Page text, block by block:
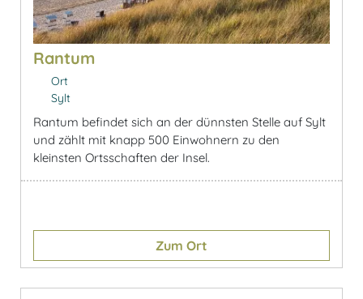
Rantum
Ort
Sylt
Rantum befindet sich an der dünnsten Stelle auf Sylt
und zählt mit knapp 500 Einwohnern zu den
kleinsten Ortsschaften der Insel.
Zum Ort